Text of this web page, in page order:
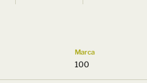
Marca
100